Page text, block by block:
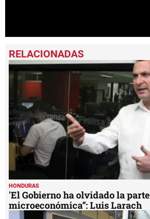
seconds
of
0
seconds
HONDURAS
'El Gobierno ha olvidado la parte
microeconómica”: Luis Larach